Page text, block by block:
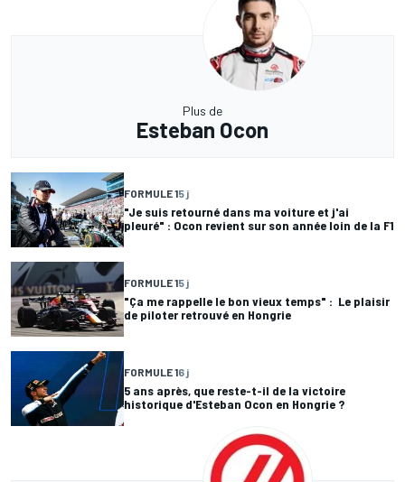
Plus de
Esteban Ocon
FORMULE 15 j
"Je suis retourné dans ma voiture et j'ai
pleuré" : Ocon revient sur son année loin de la F1
FORMULE 15 j
"Ça me rappelle le bon vieux temps" : Le plaisir
de piloter retrouvé en Hongrie
FORMULE 16 j
5 ans après, que reste-t-il de la victoire
historique d'Esteban Ocon en Hongrie ?